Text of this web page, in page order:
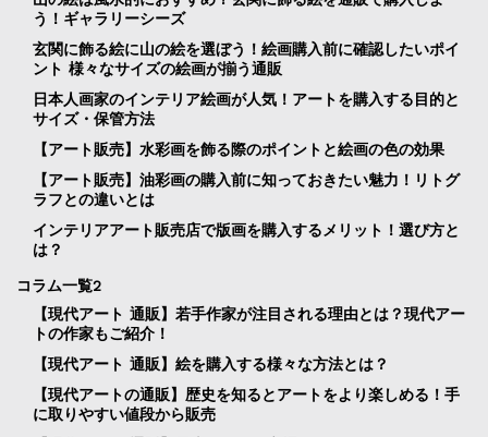
う！ギャラリーシーズ
玄関に飾る絵に山の絵を選ぼう！絵画購入前に確認したいポイ
ント 様々なサイズの絵画が揃う通販
日本人画家のインテリア絵画が人気！アートを購入する目的と
サイズ・保管方法
【アート販売】水彩画を飾る際のポイントと絵画の色の効果
【アート販売】油彩画の購入前に知っておきたい魅力！リトグ
ラフとの違いとは
インテリアアート販売店で版画を購入するメリット！選び方と
は？
コラム一覧2
【現代アート 通販】若手作家が注目される理由とは？現代アー
トの作家もご紹介！
【現代アート 通販】絵を購入する様々な方法とは？
【現代アートの通販】歴史を知るとアートをより楽しめる！手
に取りやすい値段から販売